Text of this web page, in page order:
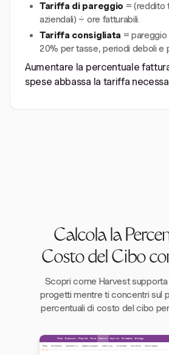
Tariffa di pareggio = (reddito
aziendali) ÷ ore fatturabili.
Tariffa consigliata = pareggio
20% per tasse, periodi deboli e
Aumentare la percentuale
spese abbassa la tariffa
Calcola la
Costo del Cibo
Scopri come Harvest
progetti mentre ti concentri sul
percentuali di costo del cibo